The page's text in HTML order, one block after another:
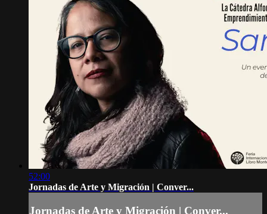
52:00
Jornadas de Arte y Migración | Conver...
Jornadas de Arte y Migración | Conver...